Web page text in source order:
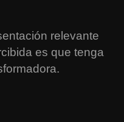
relevante
es que tenga